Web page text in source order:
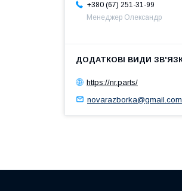
+380 (67) 251-31-99
Менеджер Олександр
https://nr.parts/
novarazborka@gmail.com